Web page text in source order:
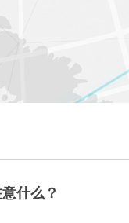
什么？